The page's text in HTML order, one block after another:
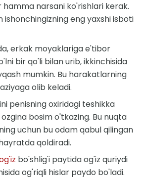
narsani ko'rishlari kerak.
ishonchingizning eng yaxshi isboti
erkak moyaklariga e'tibor
bir qo'li bilan urib, ikkinchisida
mumkin. Bu harakatlarning
olib keladi.
penisning oxiridagi teshikka
bosim o'tkazing. Bu nuqta
uchun bu odam qabul qilingan
qoldiradi.
bo'shlig'i paytida og'iz quriydi
og'riqli hislar paydo bo'ladi.